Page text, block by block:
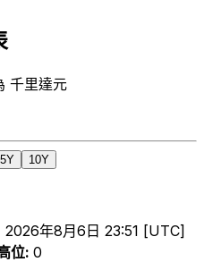
千里達元
5Y 10Y
年8月6日 23:51 [UTC]
位: 0